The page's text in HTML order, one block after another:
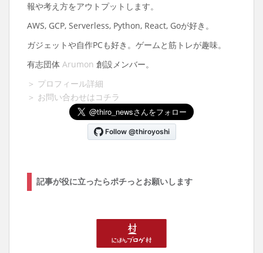
報や考え方をアウトプットします。
AWS, GCP, Serverless, Python, React, Goが好き。
ガジェットや自作PCも好き。ゲームと筋トレが趣味。
有志団体 Arumon 創設メンバー。
＞ プロフィール詳細
＞ お問い合わせはコチラ
記事が役に立ったらポチっとお願いします